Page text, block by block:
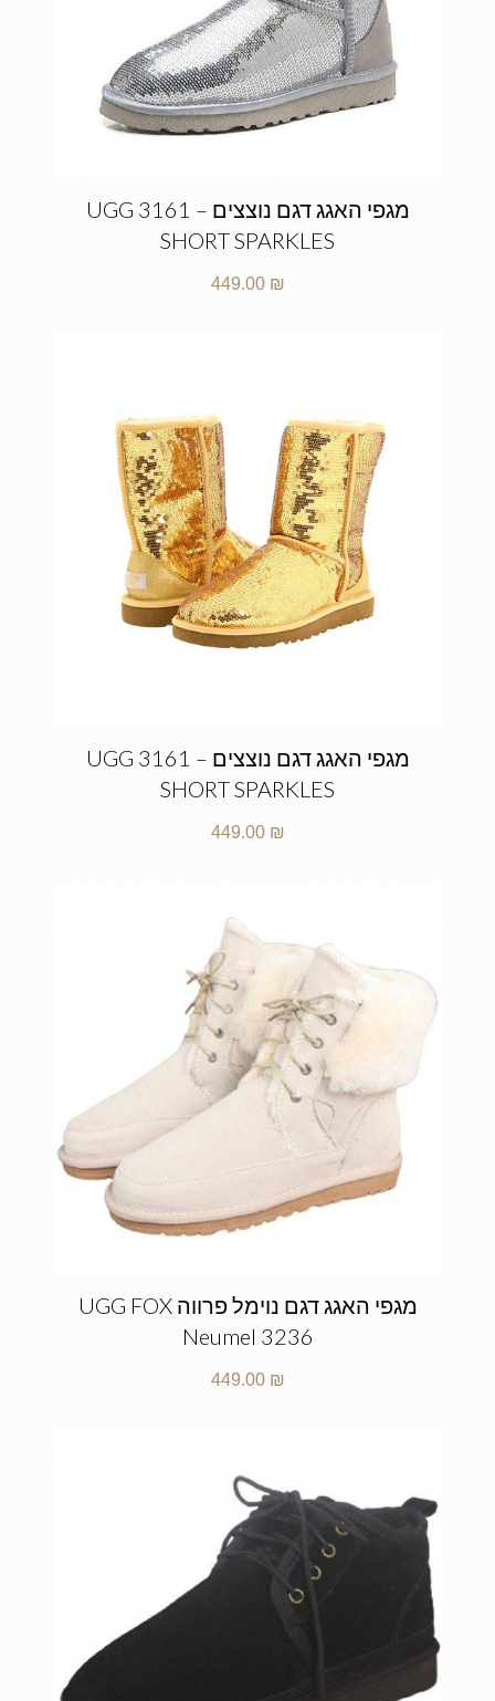
מגפי האגג דגם נוצצים – UGG 3161
SHORT SPARKLES
449.00 ₪
מגפי האגג דגם נוצצים – UGG 3161
SHORT SPARKLES
449.00 ₪
מגפי האגג דגם נוימל פרווה UGG FOX
Neumel 3236
449.00 ₪